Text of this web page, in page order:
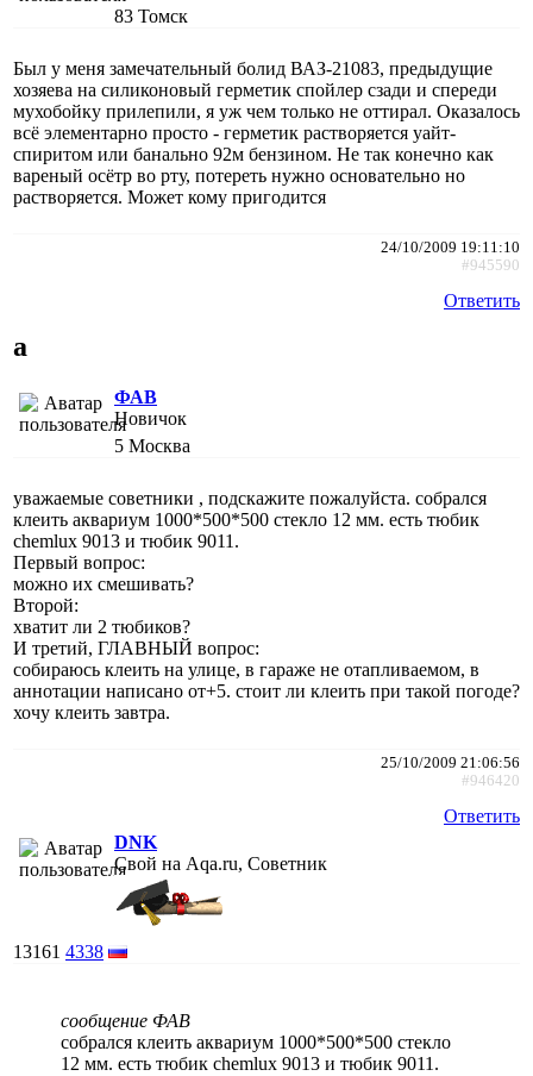
83 Томск
Был у меня замечательный болид ВАЗ-21083, предыдущие
хозяева на силиконовый герметик спойлер сзади и спереди
мухобойку прилепили, я уж чем только не оттирал. Оказалось
всё элементарно просто - герметик растворяется уайт-
спиритом или банально 92м бензином. Не так конечно как
вареный осётр во рту, потереть нужно основательно но
растворяется. Может кому пригодится
24/10/2009 19:11:10
#945590
Ответить
а
ФАВ
Новичок
5 Москва
уважаемые советники , подскажите пожалуйста. собрался
клеить аквариум 1000*500*500 стекло 12 мм. есть тюбик
chemlux 9013 и тюбик 9011.
Первый вопрос:
можно их смешивать?
Второй:
хватит ли 2 тюбиков?
И третий, ГЛАВНЫЙ вопрос:
собираюсь клеить на улице, в гараже не отапливаемом, в
аннотации написано от+5. стоит ли клеить при такой погоде?
хочу клеить завтра.
25/10/2009 21:06:56
#946420
Ответить
DNK
Свой на Aqa.ru, Советник
13161 4338
сообщение ФАВ
собрался клеить аквариум 1000*500*500 стекло
12 мм. есть тюбик chemlux 9013 и тюбик 9011.